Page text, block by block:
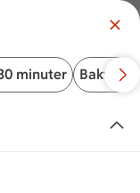
Logga in
minuter Bakverk